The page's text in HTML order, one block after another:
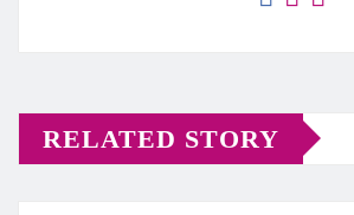
RELATED STORY